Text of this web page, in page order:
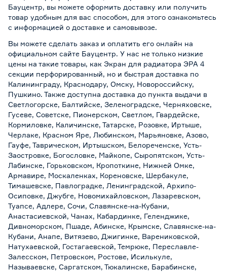
Бауцентр, вы можете оформить доставку или получить
товар удобным для вас способом, для этого ознакомьтесь
с информацией о доставке и самовывозе.
Вы можете сделать заказ и оплатить его онлайн на
официальном сайте Бауцентр. У нас не только низкие
цены на такие товары, как Экран для радиатора ЭРА 4
секции перфорированный, но и быстрая доставка по
Калининграду, Краснодару, Омску, Новороссийску,
Пушкино. Также доступна доставка до пункта выдачи в
Светлогорске, Балтийске, Зеленоградске, Черняховске,
Гусеве, Советске, Пионерском, Светлом, Гвардейске,
Кормиловке, Каличинске, Татарске, Розовке, Иртыше,
Черлаке, Красном Яре, Любинском, Марьяновке, Азово,
Гауфе, Таврическом, Иртышском, Белореченске, Усть-
Заостровке, Богословке, Майкопе, Сыропятском, Усть-
Лабинске, Горьковском, Кропоткине, Нижней Омке,
Армавире, Москаленках, Кореновске, Шербакуле,
Тимашевске, Павлоградке, Ленинградской, Архипо-
Осиповке, Джубге, Новомихайловском, Лазаревском,
Туапсе, Адлере, Сочи, Славянске-на-Кубани,
Анастасиевской, Чанах, Кабардинке, Геленджике,
Дивноморском, Пшаде, Абинске, Крымске, Славянске-на-
Кубани, Анапе, Витязево, Джигинке, Варениковской,
Натухаевской, Гостагаевской, Темрюке, Переславле-
Залесском, Петровском, Ростове, Исилькуле,
Называевске, Саргатском, Тюкалинске, Барабинске,